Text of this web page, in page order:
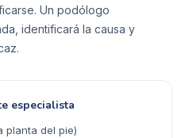
Un podólogo
identificará la causa y
especialista
planta del pie)